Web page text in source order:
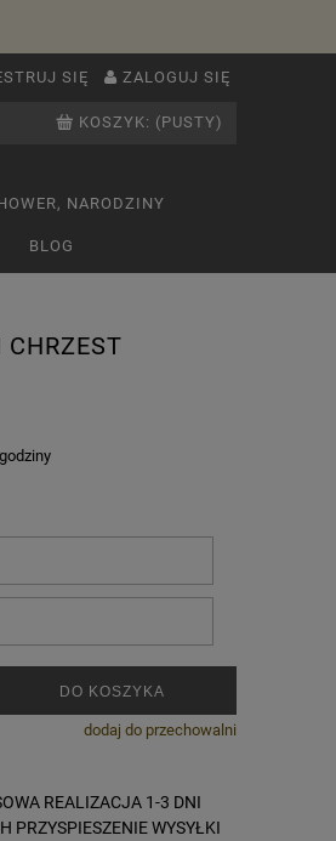
SIĘ ZALOGUJ SIĘ
KOSZYK: (PUSTY)
NARODZINY
BLOG
DO KOSZYKA
dodaj do przechowalni
REALIZACJA 1-3 DNI
PRZYSPIESZENIE WYSYŁKI